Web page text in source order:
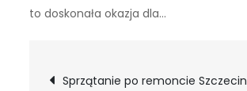
to doskonała okazja dla…
Nawigacja
Sprzątanie po remoncie Szczecin